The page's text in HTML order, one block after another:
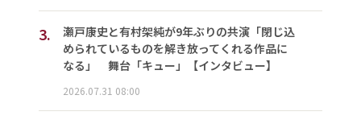
3.
瀬戸康史と有村架純が9年ぶりの共演「閉じ込
められているものを解き放ってくれる作品に
なる」 舞台「キュー」【インタビュー】
2026.07.31 08:00